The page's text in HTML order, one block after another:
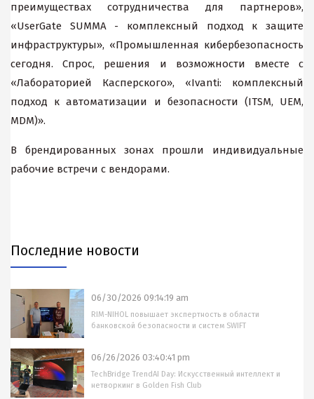
преимуществах сотрудничества для партнеров»,
«UserGate SUMMA - комплексный подход к защите
инфраструктуры», «Промышленная кибербезопасность
сегодня. Спрос, решения и возможности вместе с
«Лабораторией Касперского», «Ivanti: комплексный
подход к автоматизации и безопасности (ITSM, UEM,
MDM)».
В брендированных зонах прошли индивидуальные
рабочие встречи с вендорами.
Последние новости
06/30/2026 09:14:19 am
RIM-NIHOL повышает экспертность в области
банковской безопасности и систем SWIFT
06/26/2026 03:40:41 pm
TechBridge TrendAI Day: Искусственный интеллект и
нетворкинг в Golden Fish Club